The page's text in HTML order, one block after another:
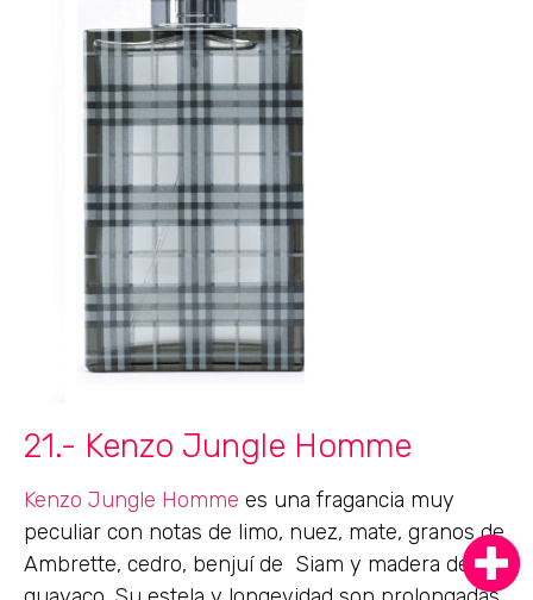
21.- Kenzo Jungle Homme
Kenzo Jungle Homme es una fragancia muy
peculiar con notas de limo, nuez, mate, granos de
Ambrette, cedro, benjuí de Siam y madera de